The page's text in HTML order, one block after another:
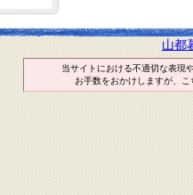
山都
当サイトにおける不適切な表現
お手数をおかけしますが、こ